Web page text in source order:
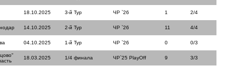
18.10.2025 3-й Тур ЧР `26 1 2/4
14.10.2025 2-й Тур ЧР `26 11 4/4
04.10.2025 1-й Тур ЧР `26 0 0/3
18.03.2025 1/4 финала ЧР`25 PlayOff 9 3/3